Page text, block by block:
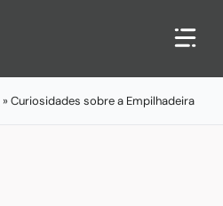
»Curiosidades sobre a Empilhadeira